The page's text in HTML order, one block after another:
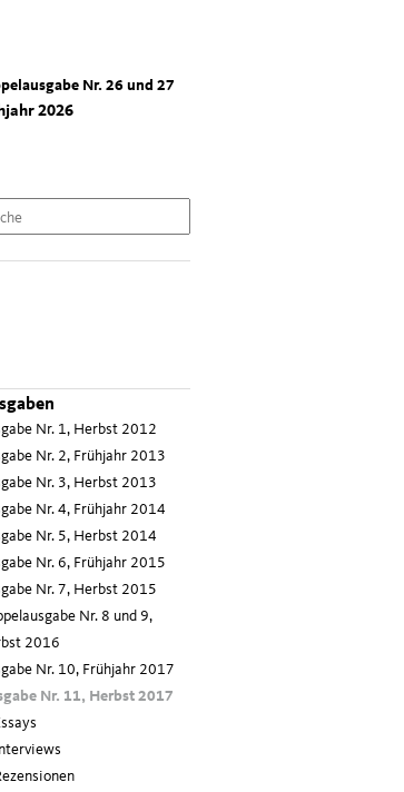
Nr. 26 und 27
2026
Nr. 1, Herbst 2012
Nr. 2, Frühjahr 2013
Nr. 3, Herbst 2013
Nr. 4, Frühjahr 2014
Nr. 5, Herbst 2014
Nr. 6, Früh­jahr 2015
Nr. 7, Herbst 2015
Nr. 8 und 9,
2016
Nr. 10, Frühjahr 2017
Nr. 11, Herbst 2017
Interviews